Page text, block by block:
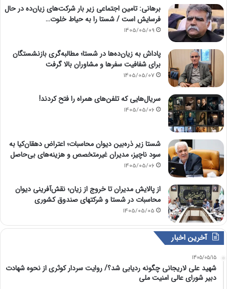
برهانی: تامین اجتماعی زیر بار شرکت‌های زیان‌ده در حال
فرسایش است / شستا را به حیاط خلوت…
1405/05/09
پاداش به زیان‌ده‌ها در شستا؛ مطالبه‌گری بازنشستگان
برای شفافیت سفرها و مشاوران بالا گرفت
1405/05/07
سریال‌هایی که تلفن‌های همراه را فتح کردند!
1405/05/06
شستا زیر ذره‌بین دیوان محاسبات؛ اعتراض دهقان‌کیا به
سود ناچیز، مدیران غیرمتخصص و هزینه‌های بی‌حاصل
1405/05/06
از پالایش مدیران تا خروج از زیان؛ نقش‌آفرینی دیوان
محاسبات در شستا و شرکتهای صندوق کشوری
1405/05/05
آخرین اخبار
1405/05/15
شهید علی لاریجانی چگونه ردیابی شد؟/ روایت سردار کوثری از نحوه شهادت
دبیر شورای عالی امنیت ملی